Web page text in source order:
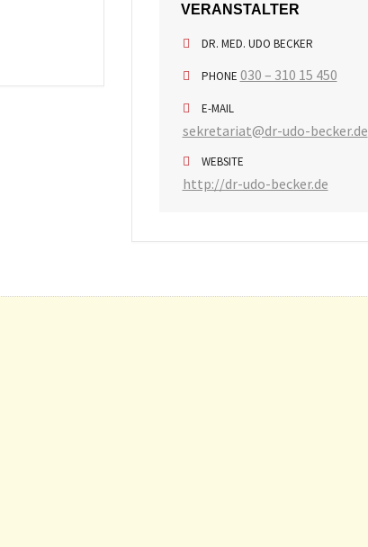
VERANSTALTER
DR. MED. UDO BECKER
PHONE 030 – 310 15 450
E-MAIL
sekretariat@dr-udo-becker.de
WEBSITE
http://dr-udo-becker.de